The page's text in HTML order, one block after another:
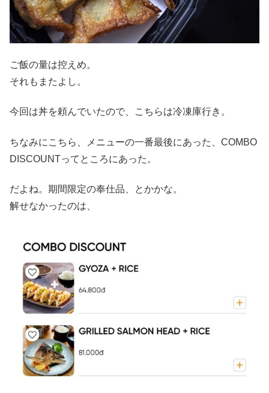
ご飯の量は控えめ。
それもまたよし。
今回は丼を頼んでいたので、こちらは冷凍庫行き。
ちなみにこちら、メニューの一番最後にあった、COMBO
DISCOUNTってところにあった。
だよね。期間限定の奉仕品、とかかな。
解せなかったのは、